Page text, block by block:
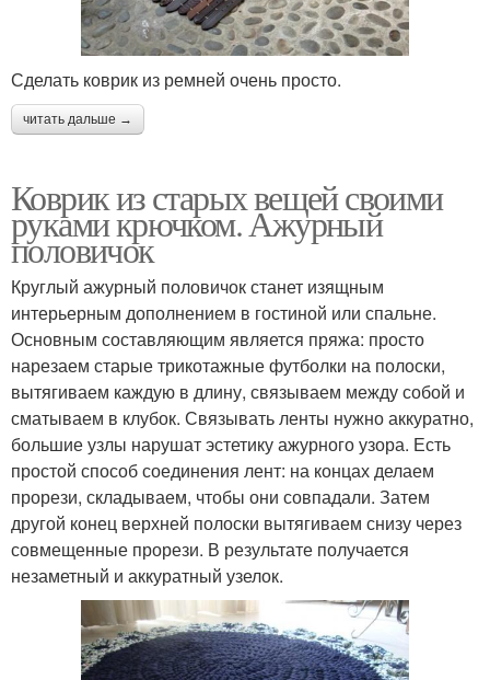
Сделать коврик из ремней очень просто.
читать дальше →
Коврик из старых вещей своими
руками крючком. Ажурный
половичок
Круглый ажурный половичок станет изящным
интерьерным дополнением в гостиной или спальне.
Основным составляющим является пряжа: просто
нарезаем старые трикотажные футболки на полоски,
вытягиваем каждую в длину, связываем между собой и
сматываем в клубок. Связывать ленты нужно аккуратно,
большие узлы нарушат эстетику ажурного узора. Есть
простой способ соединения лент: на концах делаем
прорези, складываем, чтобы они совпадали. Затем
другой конец верхней полоски вытягиваем снизу через
совмещенные прорези. В результате получается
незаметный и аккуратный узелок.